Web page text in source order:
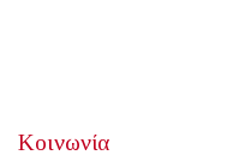
Κοινωνία